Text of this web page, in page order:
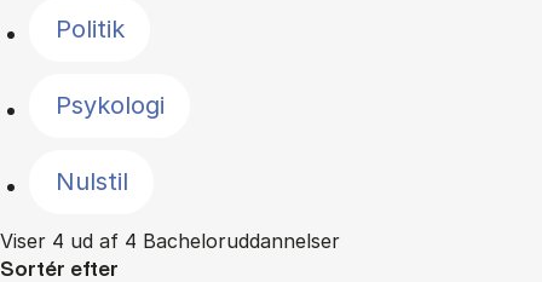
Politik
Psykologi
Nulstil
Viser 4 ud af 4 Bacheloruddannelser
Sortér efter